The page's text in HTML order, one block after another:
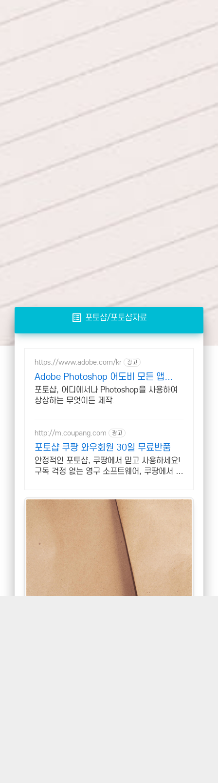
list_alt 포토샵/포토샵자료
https://www.adobe.com/kr 광고
Adobe Photoshop 어도비 모든 앱
40% 할인
포토샵, 어디에서나 Photoshop을 사용하여
상상하는 무엇이든 제작.
http://m.coupang.com 광고
포토샵 쿠팡 와우회원 30일 무료반품
안정적인 포토샵, 쿠팡에서 믿고 사용하세요!
구독 걱정 없는 영구 소프트웨어, 쿠팡에서 만